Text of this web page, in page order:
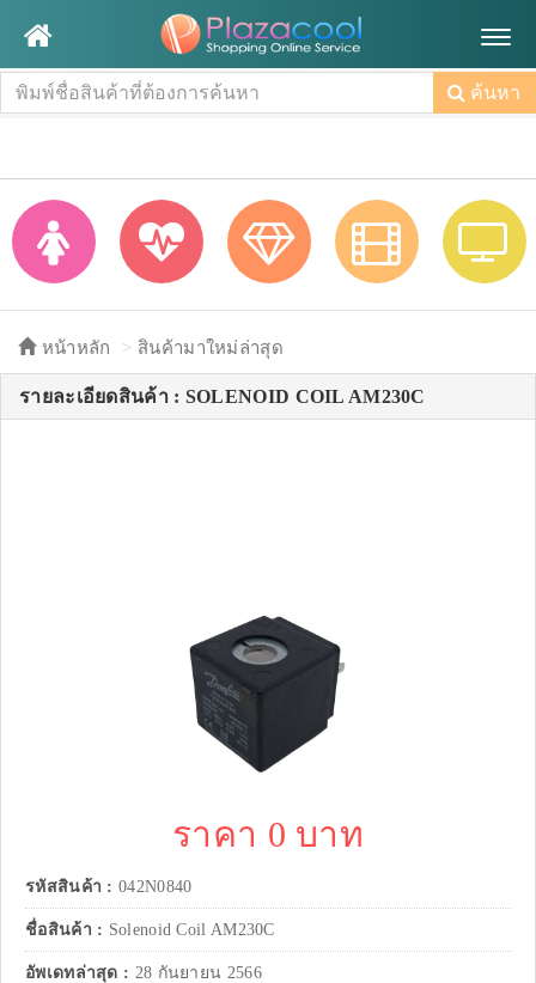
ค้นหา
หน้าหลัก สินค้ามาใหม่ล่าสุด
รายละเอียดสินค้า : SOLENOID COIL AM230C
ราคา 0 บาท
รหัสสินค้า : 042N0840
ชื่อสินค้า : Solenoid Coil AM230C
อัพเดทล่าสุด : 28 กันยายน 2566